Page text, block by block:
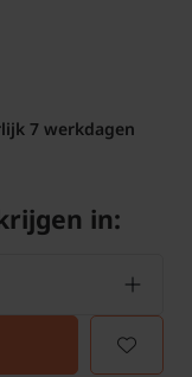
7 werkdagen
in: